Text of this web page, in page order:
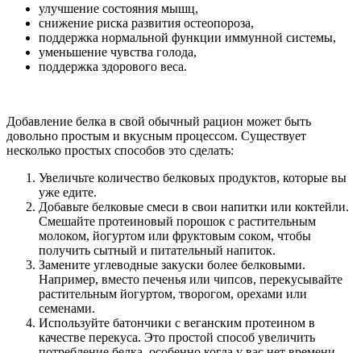
улучшение состояния мышц,
снижение риска развития остеопороза,
поддержка нормальной функции иммунной системы,
уменьшение чувства голода,
поддержка здорового веса.
Добавление белка в свой обычный рацион может быть
довольно простым и вкусным процессом. Существует
несколько простых способов это сделать:
Увеличьте количество белковых продуктов, которые вы
уже едите.
Добавьте белковые смеси в свои напитки или коктейли.
Смешайте протеиновый порошок с растительным
молоком, йогуртом или фруктовым соком, чтобы
получить сытный и питательный напиток.
Замените углеводные закуски более белковыми.
Например, вместо печенья или чипсов, перекусывайте
растительным йогуртом, творогом, орехами или
семенами.
Используйте батончики с веганским протеином в
качестве перекуса. Это простой способ увеличить